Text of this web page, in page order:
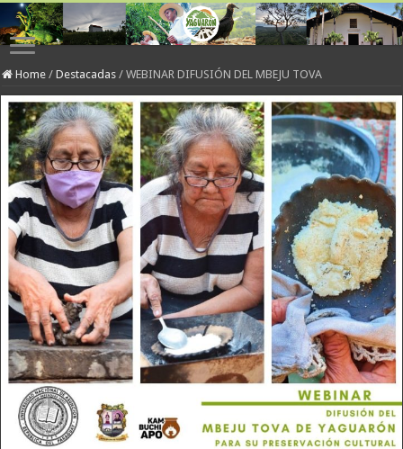
Home / Destacadas / WEBINAR DIFUSIÓN DEL MBEJU TOVA